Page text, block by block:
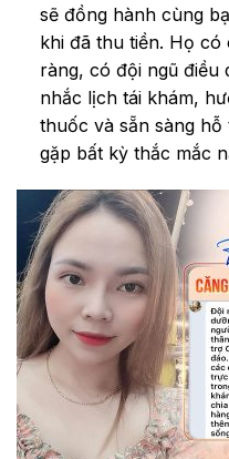
sẽ đồng hành cùng
khi đã thu tiền. Họ có
ràng, có đội ngũ điều
nhắc lịch tái khám,
thuốc và sẵn sàng
gặp bất kỳ thắc mắc